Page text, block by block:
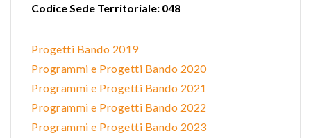
Codice Sede Territoriale: 048
Progetti Bando 2019
Programmi e Progetti Bando 2020
Programmi e Progetti Bando 2021
Programmi e Progetti Bando 2022
Programmi e Progetti Bando 2023